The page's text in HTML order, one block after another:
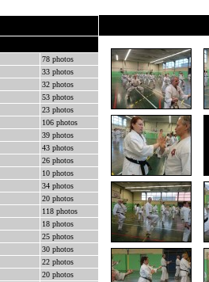
78 photos
33 photos
32 photos
53 photos
23 photos
106 photos
39 photos
43 photos
26 photos
10 photos
34 photos
20 photos
118 photos
18 photos
25 photos
30 photos
22 photos
20 photos